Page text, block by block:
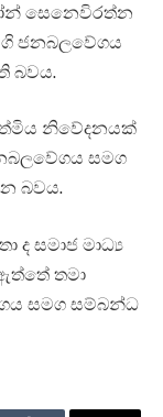
සෙනෙවිරත්න
ජනබලවේගය
බවය.
නිවේදනයක්
සමග
බවය.
ද සමාජ මාධ්‍ය
තමා
සමග සම්බන්ධ